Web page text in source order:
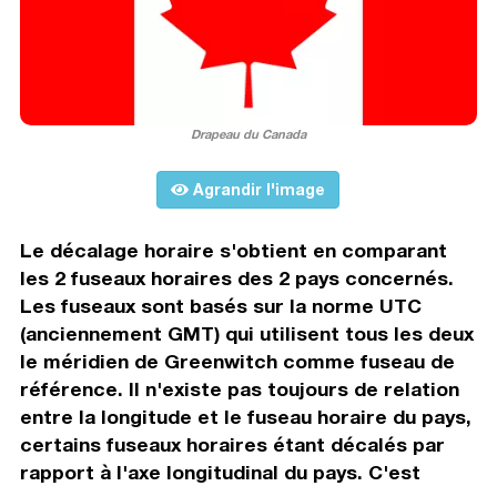
Drapeau du Canada
Agrandir l'image
Le décalage horaire s'obtient en comparant
les 2 fuseaux horaires des 2 pays concernés.
Les fuseaux sont basés sur la norme UTC
(anciennement GMT) qui utilisent tous les deux
le méridien de Greenwitch comme fuseau de
référence. Il n'existe pas toujours de relation
entre la longitude et le fuseau horaire du pays,
certains fuseaux horaires étant décalés par
rapport à l'axe longitudinal du pays. C'est